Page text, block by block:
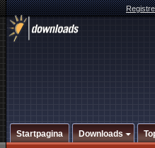
Startpagina Downloads